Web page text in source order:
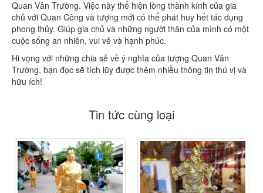
Quan Vân Trường. Việc này thể hiện lòng thành kính của gia
chủ với Quan Công và tượng mới có thể phát huy hết tác dụng
phong thủy. Giúp gia chủ và những người thân của mình có một
cuộc sống an nhiên, vui vẻ và hạnh phúc.
Hi vọng với những chia sẻ về ý nghĩa của tượng Quan Vân
Trường, bạn đọc sẽ tích lũy được thêm nhiều thông tin thú vị và
hữu ích!
Tin tức cùng loại